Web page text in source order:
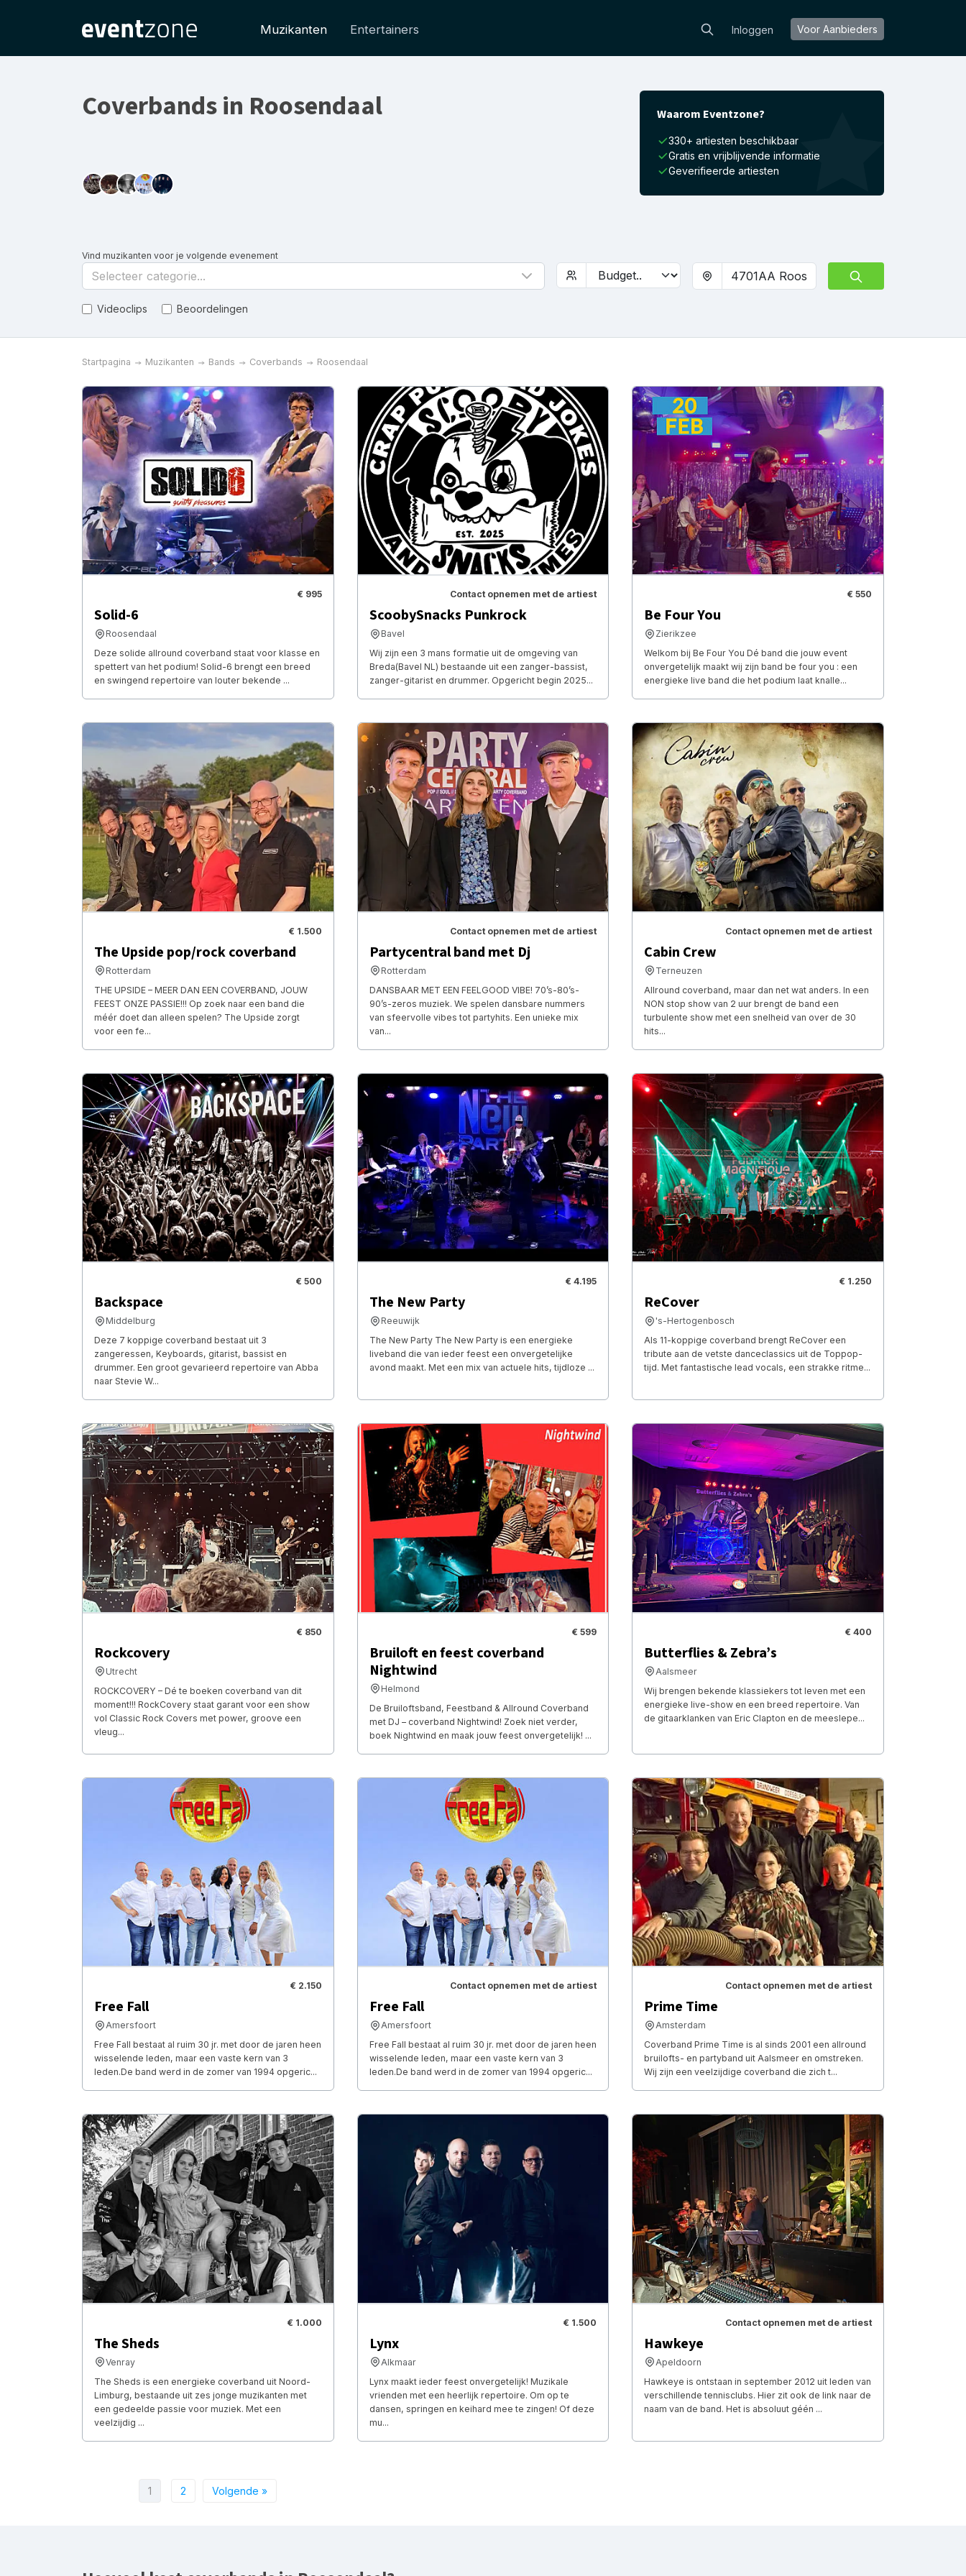
Muzikanten Entertainers Inloggen Voor Aanbieders
Coverbands in Roosendaal Waarom Eventzone?
330+ artiesten beschikbaar
Gratis en vrijblijvende informatie
Geverifieerde artiesten
Vind muzikanten voor je volgende evenement
Selecteer categorie...
Videoclips Beoordelingen
Startpagina Muzikanten Bands Coverbands Roosendaal
€ 995
Solid-6
Roosendaal
Deze solide allround coverband staat voor klasse en
spettert van het podium! Solid-6 brengt een breed
en swingend repertoire van louter bekende ...
Contact opnemen met de artiest
ScoobySnacks Punkrock
Bavel
Wij zijn een 3 mans formatie uit de omgeving van
Breda(Bavel NL) bestaande uit een zanger-bassist,
zanger-gitarist en drummer. Opgericht begin 2025...
€ 550
Be Four You
Zierikzee
Welkom bij Be Four You Dé band die jouw event
onvergetelijk maakt wij zijn band be four you : een
energieke live band die het podium laat knalle...
€ 1.500
The Upside pop/rock coverband
Rotterdam
THE UPSIDE – MEER DAN EEN COVERBAND, JOUW
FEEST ONZE PASSIE!!! Op zoek naar een band die
méér doet dan alleen spelen? The Upside zorgt
voor een fe...
Contact opnemen met de artiest
Partycentral band met Dj
Rotterdam
DANSBAAR MET EEN FEELGOOD VIBE! 70’s-80’s-
90’s-zeros muziek. We spelen dansbare nummers
van sfeervolle vibes tot partyhits. Een unieke mix
van...
Contact opnemen met de artiest
Cabin Crew
Terneuzen
Allround coverband, maar dan net wat anders. In een
NON stop show van 2 uur brengt de band een
turbulente show met een snelheid van over de 30
hits...
€ 500
Backspace
Middelburg
Deze 7 koppige coverband bestaat uit 3
zangeressen, Keyboards, gitarist, bassist en
drummer. Een groot gevarieerd repertoire van Abba
naar Stevie W...
€ 4.195
The New Party
Reeuwijk
The New Party The New Party is een energieke
liveband die van ieder feest een onvergetelijke
avond maakt. Met een mix van actuele hits, tijdloze ...
€ 1.250
ReCover
's-Hertogenbosch
Als 11-koppige coverband brengt ReCover een
tribute aan de vetste danceclassics uit de Toppop-
tijd. Met fantastische lead vocals, een strakke ritme...
€ 850
Rockcovery
Utrecht
ROCKCOVERY – Dé te boeken coverband van dit
moment!!! RockCovery staat garant voor een show
vol Classic Rock Covers met power, groove een
vleug...
€ 599
Bruiloft en feest coverband
Nightwind
Helmond
De Bruiloftsband, Feestband & Allround Coverband
met DJ – coverband Nightwind! Zoek niet verder,
boek Nightwind en maak jouw feest onvergetelijk! ...
€ 400
Butterflies & Zebra’s
Aalsmeer
Wij brengen bekende klassiekers tot leven met een
energieke live-show en een breed repertoire. Van
de gitaarklanken van Eric Clapton en de meeslepe...
€ 2.150
Free Fall
Amersfoort
Free Fall bestaat al ruim 30 jr. met door de jaren heen
wisselende leden, maar een vaste kern van 3
leden.De band werd in de zomer van 1994 opgeric...
Contact opnemen met de artiest
Free Fall
Amersfoort
Free Fall bestaat al ruim 30 jr. met door de jaren heen
wisselende leden, maar een vaste kern van 3
leden.De band werd in de zomer van 1994 opgeric...
Contact opnemen met de artiest
Prime Time
Amsterdam
Coverband Prime Time is al sinds 2001 een allround
bruilofts- en partyband uit Aalsmeer en omstreken.
Wij zijn een veelzijdige coverband die zich t...
€ 1.000
The Sheds
Venray
The Sheds is een energieke coverband uit Noord-
Limburg, bestaande uit zes jonge muzikanten met
een gedeelde passie voor muziek. Met een
veelzijdig ...
€ 1.500
Lynx
Alkmaar
Lynx maakt ieder feest onvergetelijk! Muzikale
vrienden met een heerlijk repertoire. Om op te
dansen, springen en keihard mee te zingen! Of deze
mu...
Contact opnemen met de artiest
Hawkeye
Apeldoorn
Hawkeye is ontstaan in september 2012 uit leden van
verschillende tennisclubs. Hier zit ook de link naar de
naam van de band. Het is absoluut géén ...
1 2 Volgende »